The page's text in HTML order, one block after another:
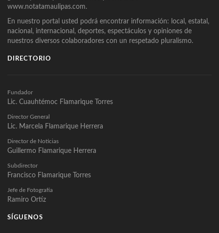
www.notatamaulipas.com.
En nuestro portal usted podrá encontrar información: local, estatal,
nacional, internacional, deportes, espectáculos y opiniones de
nuestros diversos colaboradores con un respetado pluralismo.
DIRECTORIO
Fundador
Lic. Cuauhtémoc Flamarique Torres
Director General
Lic. Marcela Flamarique Herrera
Director de Noticias
Guillermo Flamarique Herrera
Subdirector
Francisco Flamarique Torres
Jefe de Fotografía
Ramiro Ortíz
SÍGUENOS